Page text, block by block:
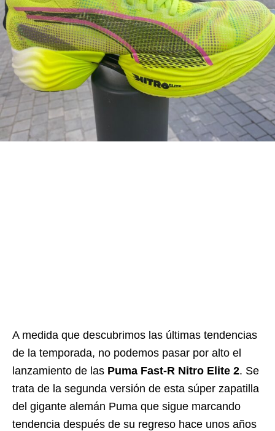
A medida que descubrimos las últimas tendencias
de la temporada, no podemos pasar por alto el
lanzamiento de las Puma Fast-R Nitro Elite 2. Se
trata de la segunda versión de esta súper zapatilla
del gigante alemán Puma que sigue marcando
tendencia después de su regreso hace unos años